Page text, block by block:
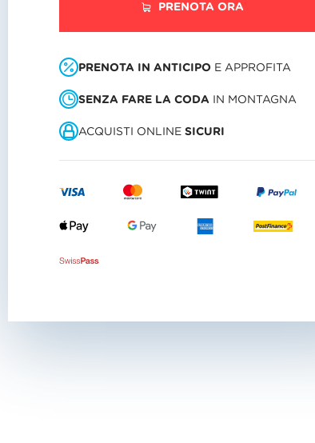
PRENOTA ORA
PRENOTA IN ANTICIPOE APPROFITA
SENZA FARE LA CODA IN MONTAGNA
ACQUISTI ONLINE SICURI